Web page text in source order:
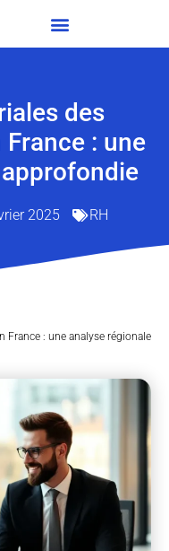
des
: une
2025 RH
France : une analyse régionale